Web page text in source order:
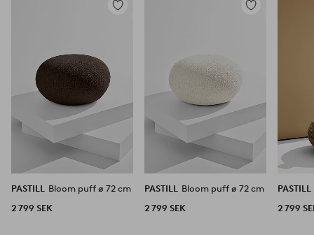
Lägg
PASTILL
Bloom puff ø 72 cm
2 799 SEK
Lägg
PASTILL
Bloom puff ø 72 cm
2 799 SEK
PASTILL
2 799